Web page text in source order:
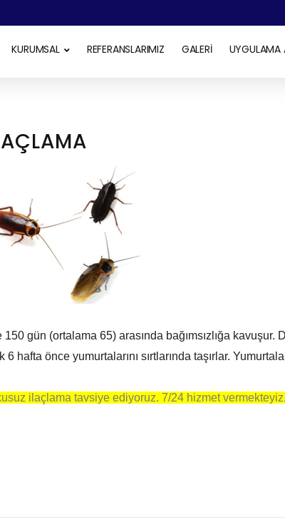
KURUMSAL REFERANSLARIMIZ GALERİ UYGULAMA
150 gün (ortalama 65) arasında bağımsızlığa kavuşur.
hafta önce yumurtalarını sırtlarında taşırlar.
ilaçlama tavsiye ediyoruz. 7/24 hizmet vermekteyiz.